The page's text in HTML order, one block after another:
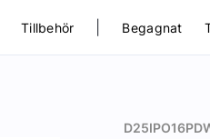
Tillbehör Begagnat